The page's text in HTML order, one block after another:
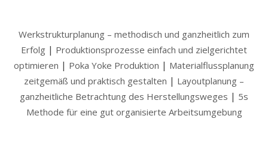
Werkstrukturplanung – methodisch und ganzheitlich zum
Erfolg | Produktionsprozesse einfach und zielgerichtet
optimieren | Poka Yoke Produktion | Materialflussplanung
zeitgemäß und praktisch gestalten | Layoutplanung –
ganzheitliche Betrachtung des Herstellungsweges | 5s
Methode für eine gut organisierte Arbeitsumgebung